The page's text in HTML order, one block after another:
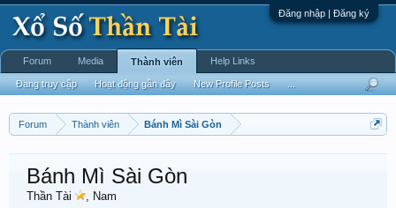
Đăng nhập | Đăng ký
Forum Thành viên Bánh Mì Sài Gòn
Bánh Mì Sài Gòn
Thần Tài , Nam
Forum Media Thành viên
Đang truy cập Hoạt động gần đây New Profile Posts
Help Links